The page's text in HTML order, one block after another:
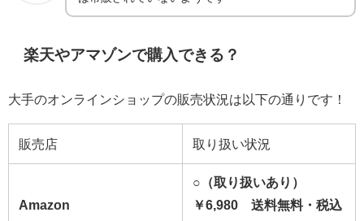
楽天やアマゾンで購入できる？
大手のオンラインショップの販売状況は以下の通りです！
販売店 取り扱い状況
Amazon
○（取り扱いあり）
￥6,980 送料無料・税込